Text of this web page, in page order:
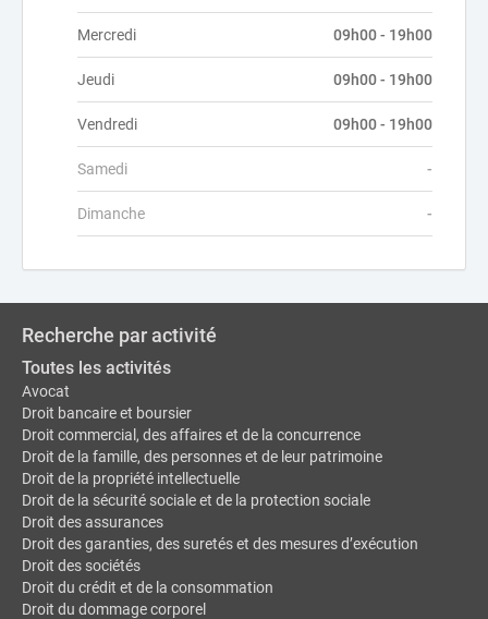
Mercredi 09h00 - 19h00
Jeudi 09h00 - 19h00
Vendredi 09h00 - 19h00
Samedi -
Dimanche -
Recherche par activité
Toutes les activités
Avocat
Droit bancaire et boursier
Droit commercial, des affaires et de la concurrence
Droit de la famille, des personnes et de leur patrimoine
Droit de la propriété intellectuelle
Droit de la sécurité sociale et de la protection sociale
Droit des assurances
Droit des garanties, des suretés et des mesures d’exécution
Droit des sociétés
Droit du crédit et de la consommation
Droit du dommage corporel